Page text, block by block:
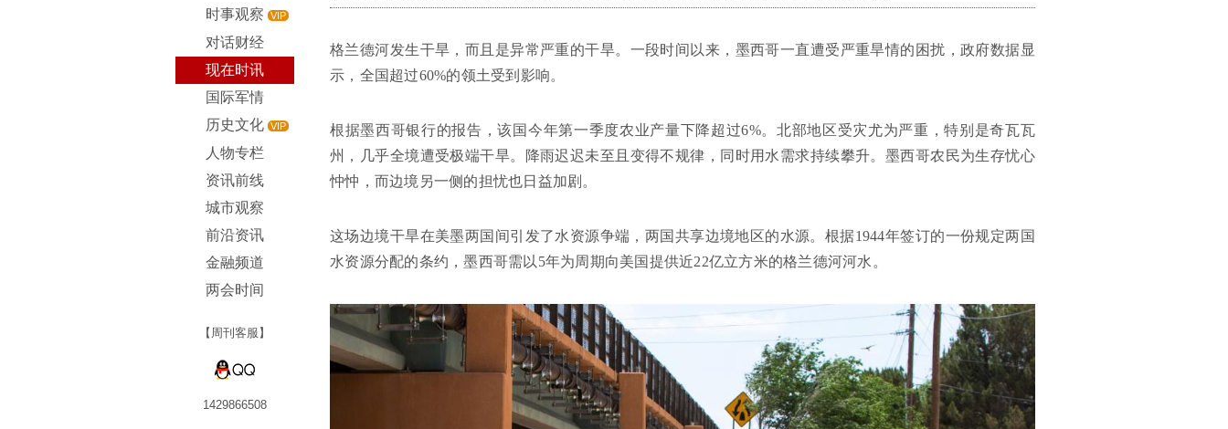
时事观察 VIP
对话财经
现在时讯
国际军情
历史文化 VIP
人物专栏
资讯前线
城市观察
前沿资讯
金融频道
两会时间
【周刊客服】
1429866508
格兰德河发生干旱，而且是异常严重的干旱。一段时间以来，墨西哥一直遭受严重旱情的困扰，政府数据显
示，全国超过60%的领土受到影响。
根据墨西哥银行的报告，该国今年第一季度农业产量下降超过6%。北部地区受灾尤为严重，特别是奇瓦瓦
州，几乎全境遭受极端干旱。降雨迟迟未至且变得不规律，同时用水需求持续攀升。墨西哥农民为生存忧心
忡忡，而边境另一侧的担忧也日益加剧。
这场边境干旱在美墨两国间引发了水资源争端，两国共享边境地区的水源。根据1944年签订的一份规定两国
水资源分配的条约，墨西哥需以5年为周期向美国提供近22亿立方米的格兰德河河水。